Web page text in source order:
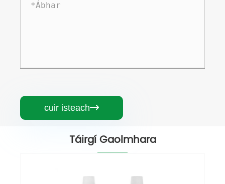
cuir isteach
Táirgí Gaolmhara